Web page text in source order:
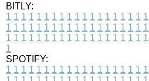
BITLY:
1 1 1 1 1 1 1 1 1 1 1 1 1 1 1 1 1 1 1
1 1 1 1 1 1 1 1 1 1 1 1 1 1 1 1 1 1 1
1 1 1 1 1 1 1 1 1 1 1 1 1 1 1 1 1 1 1
1
SPOTIFY:
1 1 1 1 1 1 1 1 1 1 1 1 1 1 1 1 1 1 1